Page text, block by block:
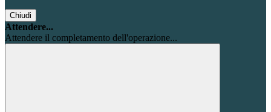
Chiudi
Attendere...
Attendere il completamento dell'operazione...